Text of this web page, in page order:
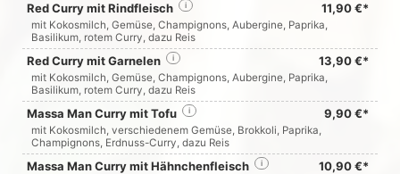
Red Curry mit Rindfleisch 11,90 €*
i
mit Kokosmilch, Gemüse, Champignons, Aubergine, Paprika,
Basilikum, rotem Curry, dazu Reis
Red Curry mit Garnelen 13,90 €*
i
mit Kokosmilch, Gemüse, Champignons, Aubergine, Paprika,
Basilikum, rotem Curry, dazu Reis
Massa Man Curry mit Tofu 9,90 €*
i
mit Kokosmilch, verschiedenem Gemüse, Brokkoli, Paprika,
Champignons, Erdnuss-Curry, dazu Reis
Massa Man Curry mit Hähnchenfleisch 10,90 €*
i